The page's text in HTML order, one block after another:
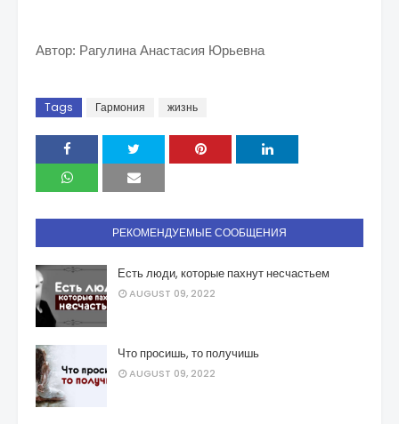
Автор: Рагулина Анастасия Юрьевна
Tags Гармония жизнь
РЕКОМЕНДУЕМЫЕ СООБЩЕНИЯ
Есть люди, которые пахнут несчастьем
AUGUST 09, 2022
Что просишь, то получишь
AUGUST 09, 2022